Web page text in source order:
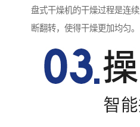
盘式干燥机的干燥过程是连
断翻转，使得干燥更加均匀。